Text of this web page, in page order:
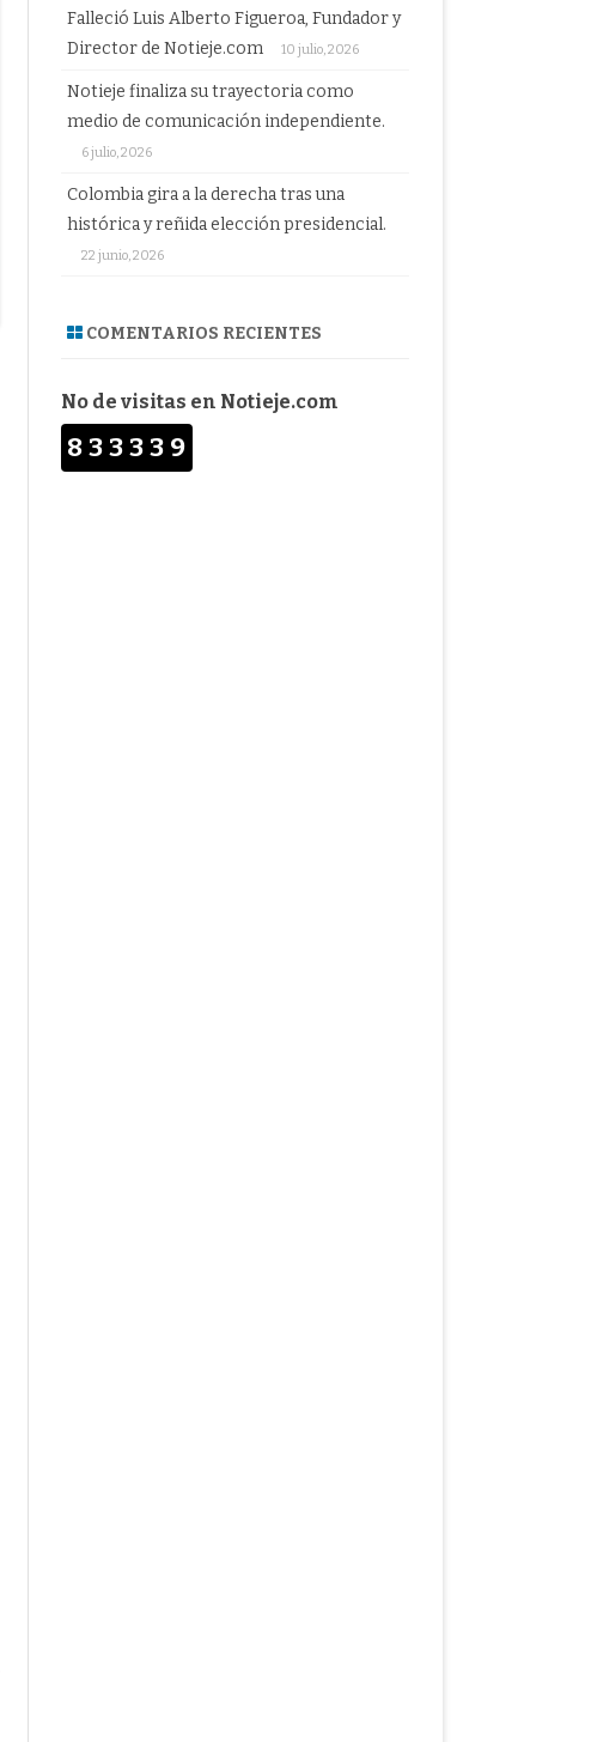
Falleció Luis Alberto Figueroa, Fundador y
Director de Notieje.com
10 julio, 2026
Notieje finaliza su trayectoria como
medio de comunicación independiente.
6 julio, 2026
Colombia gira a la derecha tras una
histórica y reñida elección presidencial.
22 junio, 2026
COMENTARIOS RECIENTES
No de visitas en Notieje.com
833339